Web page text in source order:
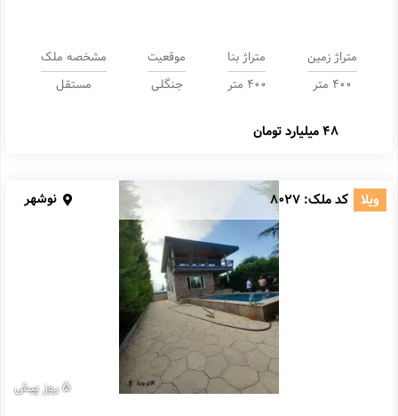
متراژ زمین
400 متر
متراژ بنا
400 متر
موقعیت
جنگلی
مشخصه ملک
مستقل
48 میلیارد تومان
5 روز پیش
ویلا کد ملک: 8027 نوشهر